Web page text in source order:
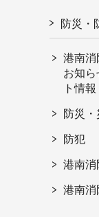
防災・
港南消
お知ら
ト情報
防災・
防犯
港南消
港南消